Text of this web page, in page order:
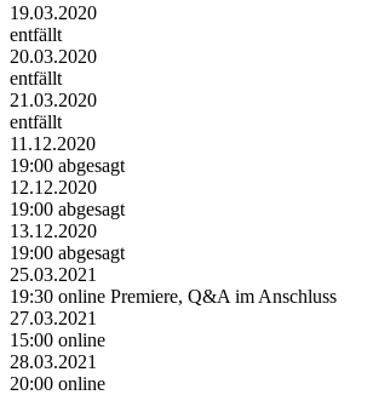
19.03.2020
entfällt
20.03.2020
entfällt
21.03.2020
entfällt
11.12.2020
19:00 abgesagt
12.12.2020
19:00 abgesagt
13.12.2020
19:00 abgesagt
25.03.2021
19:30 online Premiere, Q&A im Anschluss
27.03.2021
15:00 online
28.03.2021
20:00 online